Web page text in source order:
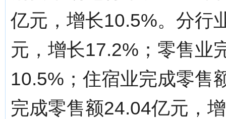
亿元，增长10.5%。分行
元，增长17.2%；零售业
10.5%；住宿业完成零售
完成零售额24.04亿元，